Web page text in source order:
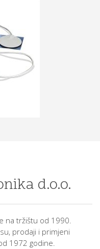
d.o.o.
na tržištu od 1990.
prodaji i primjeni
1972 godine.